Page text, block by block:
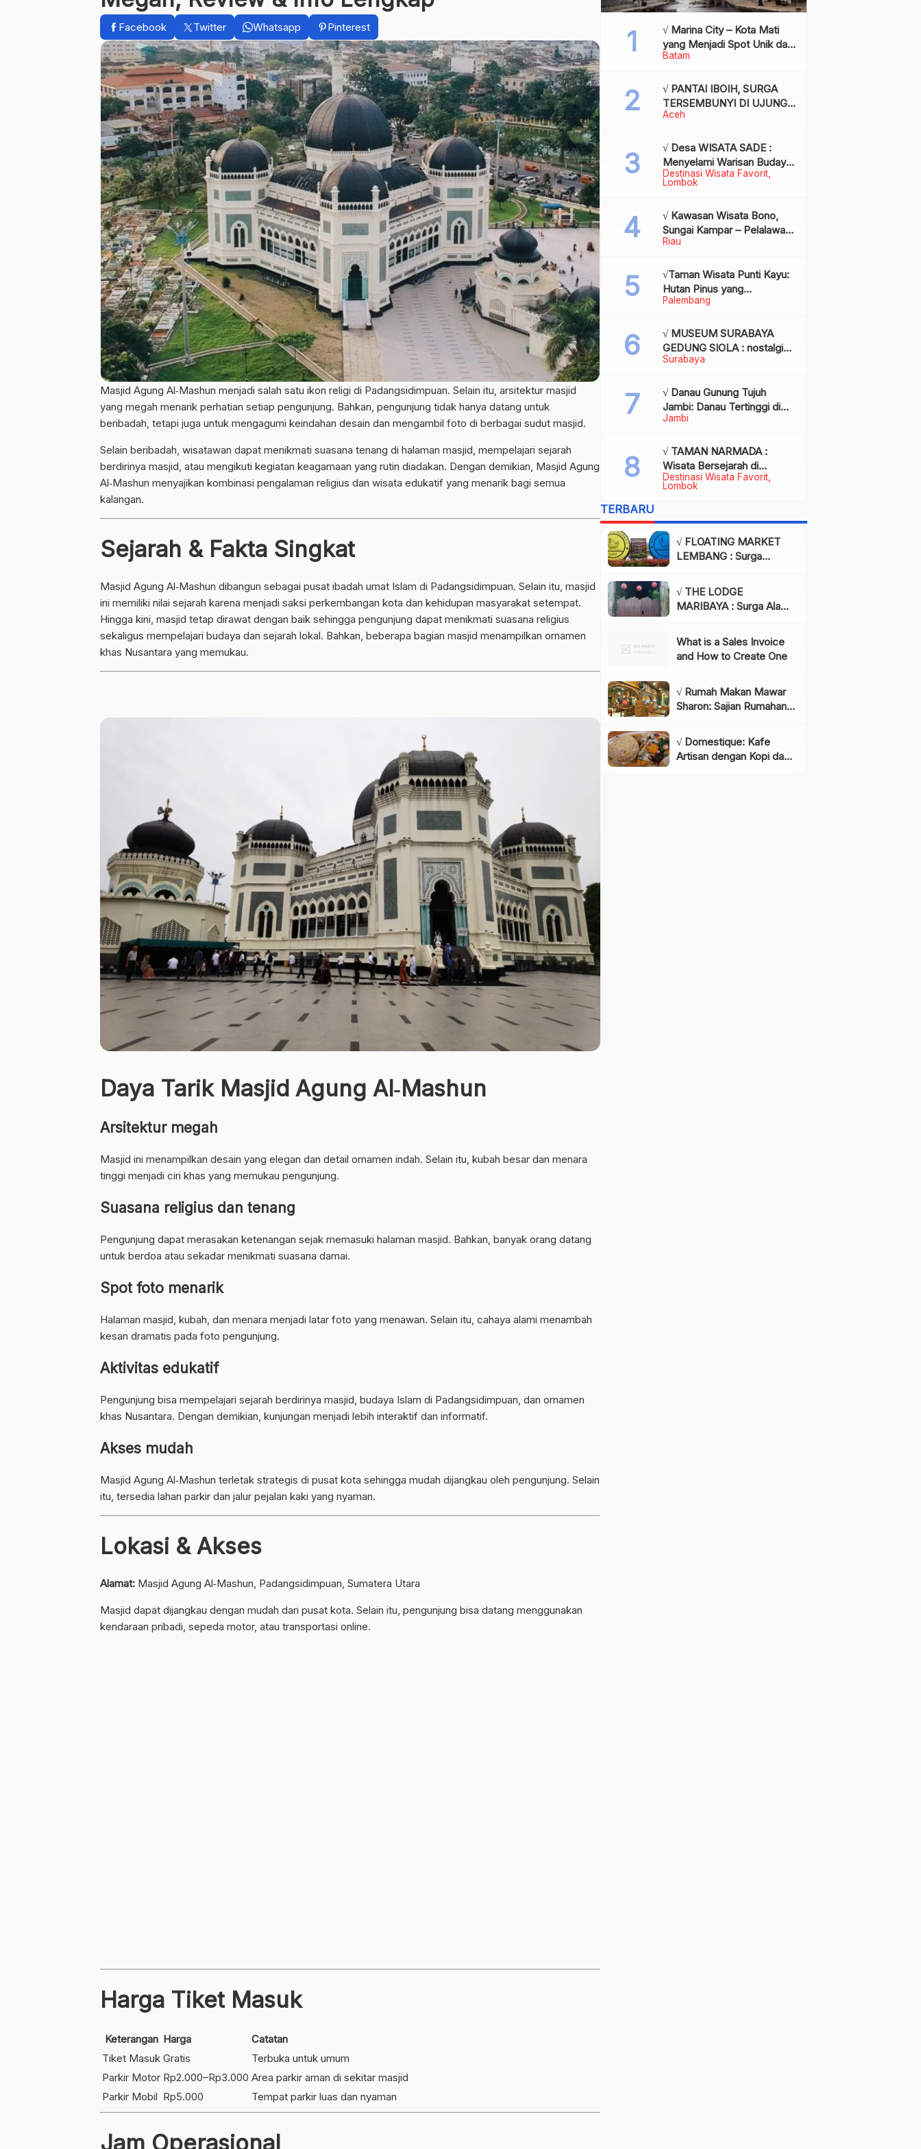
Facebook Twitter Whatsapp Pinterest
Masjid Agung Al‐Mashun menjadi salah satu ikon religi di Padangsidimpuan. Selain itu, arsitektur masjid
yang megah menarik perhatian setiap pengunjung. Bahkan, pengunjung tidak hanya datang untuk
beribadah, tetapi juga untuk mengagumi keindahan desain dan mengambil foto di berbagai sudut masjid.
Selain beribadah, wisatawan dapat menikmati suasana tenang di halaman masjid, mempelajari sejarah
berdirinya masjid, atau mengikuti kegiatan keagamaan yang rutin diadakan. Dengan demikian, Masjid Agung
Al‐Mashun menyajikan kombinasi pengalaman religius dan wisata edukatif yang menarik bagi semua
kalangan.
Sejarah & Fakta Singkat
Masjid Agung Al‐Mashun dibangun sebagai pusat ibadah umat Islam di Padangsidimpuan. Selain itu, masjid
ini memiliki nilai sejarah karena menjadi saksi perkembangan kota dan kehidupan masyarakat setempat.
Hingga kini, masjid tetap dirawat dengan baik sehingga pengunjung dapat menikmati suasana religius
sekaligus mempelajari budaya dan sejarah lokal. Bahkan, beberapa bagian masjid menampilkan ornamen
khas Nusantara yang memukau.
Daya Tarik Masjid Agung Al‐Mashun
Arsitektur megah
Masjid ini menampilkan desain yang elegan dan detail ornamen indah. Selain itu, kubah besar dan menara
tinggi menjadi ciri khas yang memukau pengunjung.
Suasana religius dan tenang
Pengunjung dapat merasakan ketenangan sejak memasuki halaman masjid. Bahkan, banyak orang datang
untuk berdoa atau sekadar menikmati suasana damai.
Spot foto menarik
Halaman masjid, kubah, dan menara menjadi latar foto yang menawan. Selain itu, cahaya alami menambah
kesan dramatis pada foto pengunjung.
Aktivitas edukatif
Pengunjung bisa mempelajari sejarah berdirinya masjid, budaya Islam di Padangsidimpuan, dan ornamen
khas Nusantara. Dengan demikian, kunjungan menjadi lebih interaktif dan informatif.
Akses mudah
Masjid Agung Al‐Mashun terletak strategis di pusat kota sehingga mudah dijangkau oleh pengunjung. Selain
itu, tersedia lahan parkir dan jalur pejalan kaki yang nyaman.
Lokasi & Akses
Alamat: Masjid Agung Al‐Mashun, Padangsidimpuan, Sumatera Utara
Masjid dapat dijangkau dengan mudah dari pusat kota. Selain itu, pengunjung bisa datang menggunakan
kendaraan pribadi, sepeda motor, atau transportasi online.
Harga Tiket Masuk
Keterangan Harga
Catatan
Tiket Masuk Gratis
Terbuka untuk umum
Parkir Motor Rp2.000–Rp3.000 Area parkir aman di sekitar masjid
Parkir Mobil Rp5.000 Tempat parkir luas dan nyaman
Jam Operasional
Batam
√ Marina City – Kota Mati
yang Menjadi Spot Unik dan
Bersejarah di Batam,
Aceh
√ PANTAI IBOIH, SURGA
TERSEMBUNYI DI UJUNG
BARAT INDONESIA
Destinasi Wisata Favorit
Lombok
√ Desa WISATA SADE :
Menyelami Warisan Budaya
Suku Sasak di Jantung
Riau
√ Kawasan Wisata Bono,
Sungai Kampar – Pelalawan:
Fenomena Ombak di
Mendunia, Review & Info
Palembang
√Taman Wisata Punti Kayu:
Hutan Pinus yang
Menyegarkan di Tengah
Surabaya
√ MUSEUM SURABAYA
GEDUNG SIOLA : nostalgia
dalam balutan modernitas di
Review & Info
Jambi
√ Danau Gunung Tujuh
Jambi: Danau Tertinggi di
Asia Tenggara, Tiket, Rute,
Destinasi Wisata Favorit
Lombok
√ TAMAN NARMADA :
Wisata Bersejarah di
Lombok yang Memukau
TERBARU
√ FLOATING MARKET
LEMBANG : Surga
di Bandung yang Wajib
Dikunjungi, Info & Harga
Tiket
√ THE LODGE
MARIBAYA : Surga Alam
Lembang yang Wajib
Dikunjungi!, Info & Harga
Tiket
What is a Sales Invoice
and How to Create One
√ Rumah Makan Mawar
Sharon: Sajian Rumahan
Menggugah Selera,
Review & Info Lengkap
√ Domestique: Kafe
Artisan dengan Kopi dan